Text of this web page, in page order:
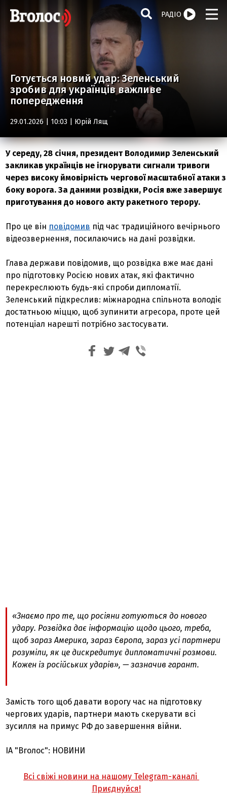
РАДІО
Готується новий удар: Зеленський
зробив для українців важливе
попередження
29.01.2026 | 10:03 | Юрій Лящ
У середу, 28 січня, президент Володимир Зеленський
закликав українців не ігнорувати сигнали тривоги
через високу ймовірність чергової масштабної атаки з
боку ворога. За даними розвідки, Росія вже завершує
приготування до нового акту ракетного терору.
Про це він повідомив під час традиційного вечірнього
відеозвернення, посилаючись на дані розвідки.
Глава держави повідомив, що розвідка вже має дані
про підготовку Росією нових атак, які фактично
перекреслюють будь-які спроби дипломатії.
Зеленський підкреслив: міжнародна спільнота володіє
достатньою міццю, щоб зупинити агресора, проте цей
потенціал нарешті потрібно застосувати.
«Знаємо про те, що росіяни готуються до нового
удару. Розвідка дає інформацію щодо цього, треба,
щоб зараз Америка, зараз Європа, зараз усі партнери
розуміли, як це дискредитує дипломатичні розмови.
Кожен із російських ударів», — зазначив гарант.
Замість того щоб давати ворогу час на підготовку
чергових ударів, партнери мають скерувати всі
зусилля на примус РФ до завершення війни.
ІА "Вголос": НОВИНИ
Всі свіжі новини на нашому Telegram-каналі
Приєднуйся!